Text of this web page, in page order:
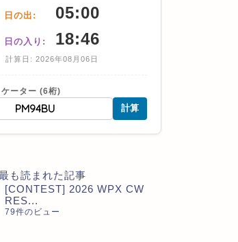
日の出: 05:00
日の入り: 18:46
計算日: 2026年08月06日
ーター (6桁)
計算
も読まれた記事
[CONTEST] 2026 WPX CW
RES...
79件のビュー